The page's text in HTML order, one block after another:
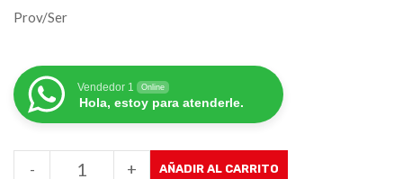
Prov/Ser
Vendedor 1 Online
Hola, estoy para atenderle.
+
- AÑADIR AL CARRITO